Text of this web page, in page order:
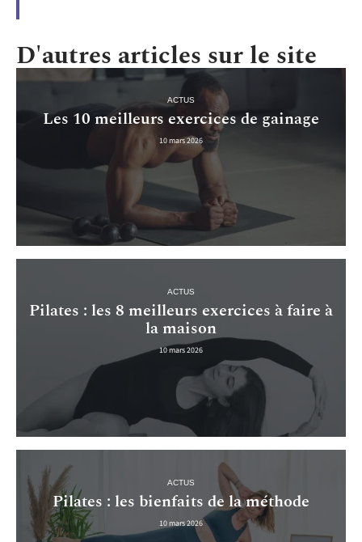
D'autres articles sur le site
ACTUS
Les 10 meilleurs exercices de gainage
10 mars 2026
ACTUS
Pilates : les 8 meilleurs exercices à faire à
la maison
10 mars 2026
ACTUS
Pilates : les bienfaits de la méthode
10 mars 2026